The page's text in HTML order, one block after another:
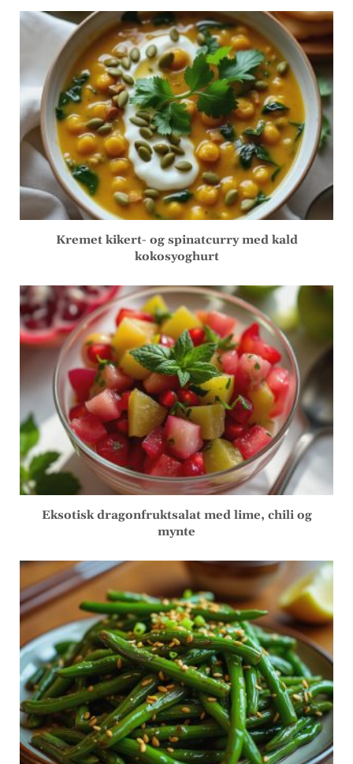
Kremet kikert- og spinatcurry med kald
kokosyoghurt
Eksotisk dragonfruktsalat med lime, chili og
mynte